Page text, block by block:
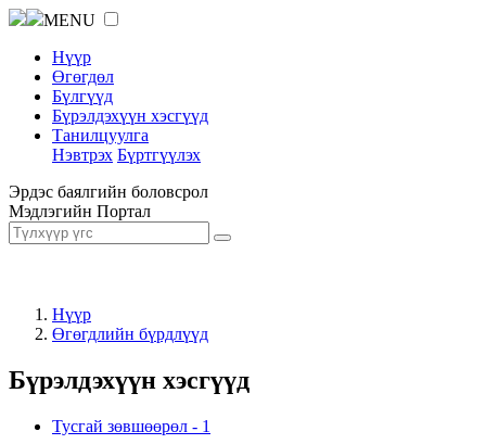
MENU
Нүүр
Өгөгдөл
Бүлгүүд
Бүрэлдэхүүн хэсгүүд
Танилцуулга
Нэвтрэх Бүртгүүлэх
Эрдэс баялгийн боловсрол
Мэдлэгийн Портал
Нүүр
Өгөгдлийн бүрдлүүд
Бүрэлдэхүүн хэсгүүд
Тусгай зөвшөөрөл - 1